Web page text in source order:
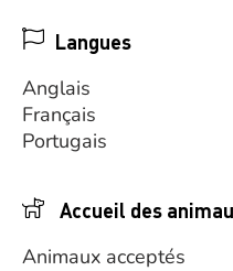
Langues
Anglais
Français
Portugais
Accueil des
Animaux acceptés